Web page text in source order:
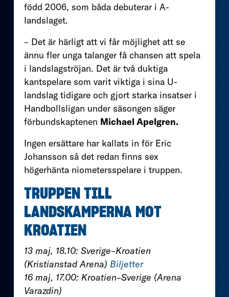
född 2006, som båda debuterar i A-
landslaget.
– Det är härligt att vi får möjlighet att se
ännu fler unga talanger få chansen att spela
i landslagströjan. Det är två duktiga
kantspelare som varit viktiga i sina U-
landslag tidigare och gjort starka insatser i
Handbollsligan under säsongen säger
förbundskaptenen Michael Apelgren.
Ingen ersättare har kallats in för Eric
Johansson så det redan finns sex
högerhänta niometersspelare i truppen.
TRUPPEN TILL
LANDSKAMPERNA MOT
KROATIEN
13 maj, 18.10: Sverige–Kroatien
(Kristianstad Arena) Biljetter
16 maj, 17.00: Kroatien–Sverige (Arena
Varazdin)